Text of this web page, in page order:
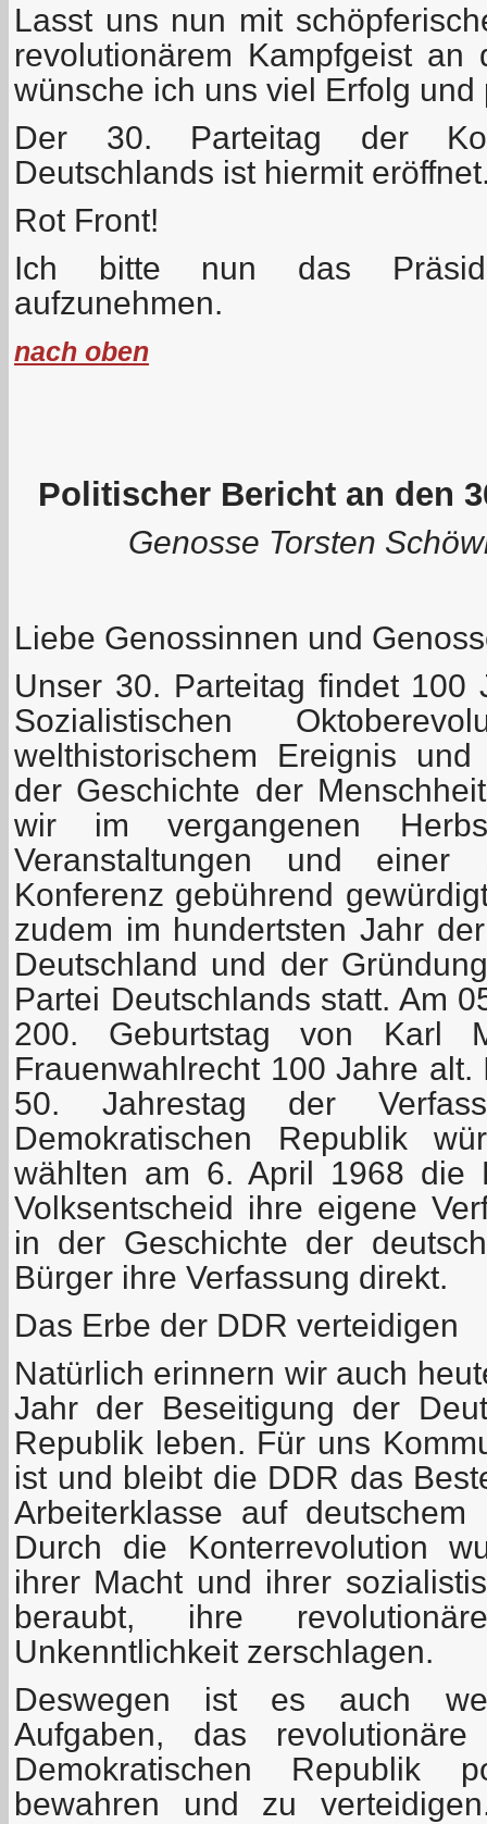
Lasst uns nun mit
revolutionärem Kampfgeist
wünsche ich uns viel Erfolg
Der 30. Parteitag der
Deutschlands ist hiermit
Rot Front!
Ich bitte nun das
aufzunehmen.
nach oben
Politischer Bericht an den
Genosse Torsten
Liebe Genossinnen und
Unser 30. Parteitag findet 100
Sozialistischen
welthistorischem Ereignis
der Geschichte der
wir im vergangenen
Veranstaltungen und einer
Konferenz gebührend
zudem im hundertsten Jahr
Deutschland und der
Partei Deutschlands statt. Am
200. Geburtstag von Karl
Frauenwahlrecht 100 Jahre
50. Jahrestag der
Demokratischen Republik
wählten am 6. April 1968 die
Volksentscheid ihre eigene
in der Geschichte der
Bürger ihre Verfassung direkt.
Das Erbe der DDR verteidigen
Natürlich erinnern wir auch
Jahr der Beseitigung der
Republik leben. Für uns
ist und bleibt die DDR das
Arbeiterklasse auf
Durch die Konterrevolution
ihrer Macht und ihrer
beraubt, ihre
Unkenntlichkeit zerschlagen.
Deswegen ist es auch
Aufgaben, das
Demokratischen Republik
bewahren und zu